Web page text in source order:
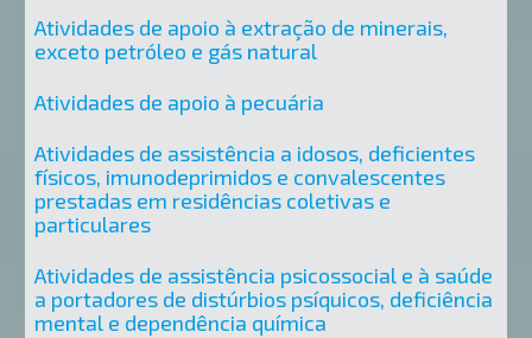
Atividades de apoio à extração de minerais,
exceto petróleo e gás natural
Atividades de apoio à pecuária
Atividades de assistência a idosos, deficientes
físicos, imunodeprimidos e convalescentes
prestadas em residências coletivas e
particulares
Atividades de assistência psicossocial e à saúde
a portadores de distúrbios psíquicos, deficiência
mental e dependência química